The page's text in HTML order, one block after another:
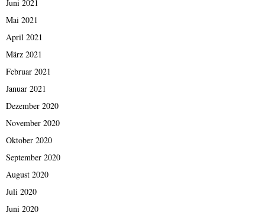
Juni 2021
Mai 2021
April 2021
März 2021
Februar 2021
Januar 2021
Dezember 2020
November 2020
Oktober 2020
September 2020
August 2020
Juli 2020
Juni 2020